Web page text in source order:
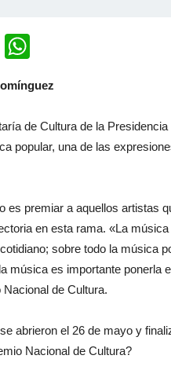
Threads
de Cultura de la
popular, una de las
es premiar a aquellos artistas
en esta rama. «La
sobre todo la música
música es importante ponerla
de Cultura.
abrieron el 26 de mayo y
Nacional de Cultura?